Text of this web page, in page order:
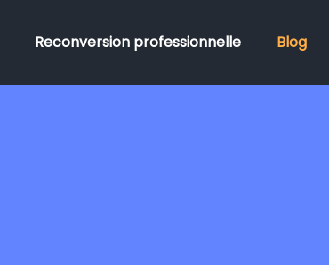
Reconversion professionnelle Blog